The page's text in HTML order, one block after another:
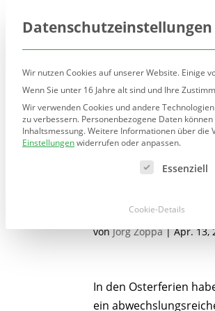
Unsere
vonJörg Zoppa|Apr. 13,
In den Osterferien
ein
Datenschutzeinstellungen
Wir nutzen Cookies auf unserer Website. Einige
Wenn Sie unter 16 Jahre alt sind und Ihre
Wir verwenden Cookies und andere
zu verbessern. Personenbezogene Daten
Inhaltsmessung.Weitere Informationen über die
Einstellungenwiderrufen oder anpassen.
Es folgt eine Liste der Service-
Essenziell
Cookie-Details